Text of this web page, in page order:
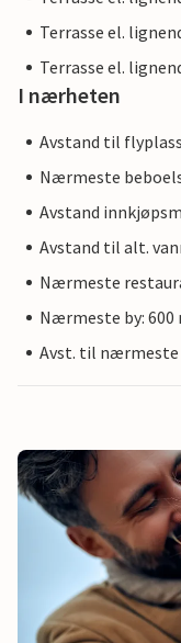
Terrasse el.
Terrasse el.
I nærheten
Avstand til
Nærmeste
Avstand
Avstand til alt.
Nærmeste
Nærmeste by: 600
Avst. til nærmeste